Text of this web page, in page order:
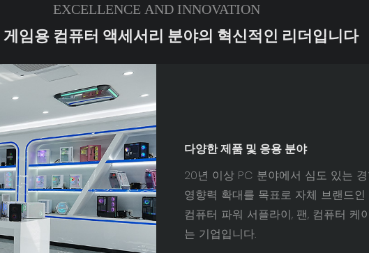
EXCELLENCE AND INNOVATION
임용 컴퓨터 액세서리 분야의 혁신적인 리더입니다
다양한 제품 및 응용 분야
20년 이상 PC 분야에서 심도 있는
영향력 확대를 목표로 자체 브랜드인
컴퓨터 파워 서플라이, 팬, 컴퓨터
는 기업입니다.